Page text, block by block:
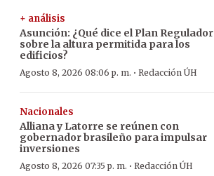
+ análisis
Asunción: ¿Qué dice el Plan Regulador
sobre la altura permitida para los
edificios?
Agosto 8, 2026 08:06 p. m. · Redacción ÚH
Nacionales
Alliana y Latorre se reúnen con
gobernador brasileño para impulsar
inversiones
Agosto 8, 2026 07:35 p. m. · Redacción ÚH